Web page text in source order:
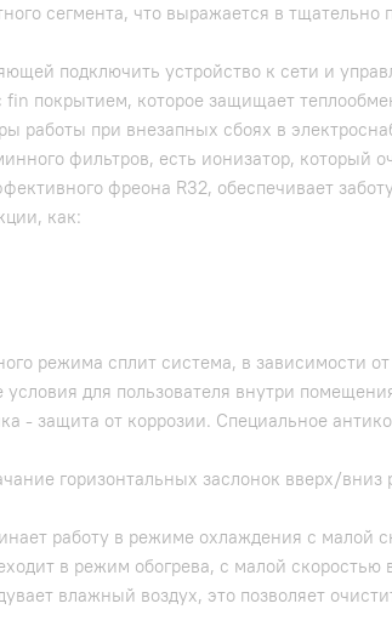
сегмента, что выражается в
подключить устройство к сети и
покрытием, которое защищает
работы при внезапных сбоях в
фильтров, есть ионизатор, который
фреона R32, обеспечивает
как:
режима сплит система, в зависимости
для пользователя внутри
- защита от коррозии. Специальное
горизонтальных заслонок вверх/
работу в режиме охлаждения с малой
в режим обогрева, с малой
влажный воздух, это позволяет